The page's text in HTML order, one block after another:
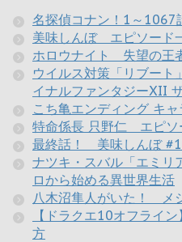
名探偵コナン！1～1067
美味しんぼ エピソード
ホロウナイト 失望の王
ウイルス対策「リブー
イナルファンタジーXII
こち亀エンディング キャ
特命係長 只野仁 エピソ
最終話！ 美味しんぼ
ナツキ・スバル「エミ
ロから始める異世界生活
八木沼隼人がいた！ メ
【ドラクエ10オフライ
方